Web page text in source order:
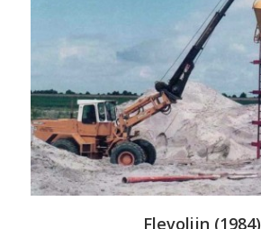
Flevolijn (1984)